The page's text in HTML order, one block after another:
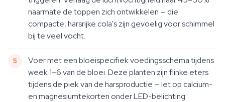
naarmate de toppen zich ontwikkelen — die
compacte, harsrijke cola's zijn gevoelig voor schimmel
bij te veel vocht.
Voer met een bloeispecifiek voedingsschema tijdens
week 1–6 van de bloei. Deze planten zijn flinke eters
tijdens de piek van de harsproductie — let op calcium-
en magnesiumtekorten onder LED-belichting.